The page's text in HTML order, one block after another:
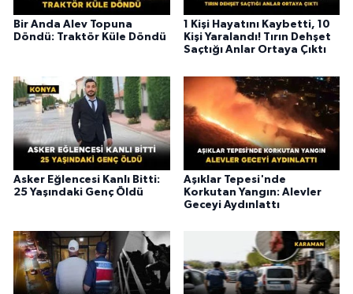
Bir Anda Alev Topuna
Döndü: Traktör Küle Döndü
1 Kişi Hayatını Kaybetti, 10
Kişi Yaralandı! Tırın Dehşet
Saçtığı Anlar Ortaya Çıktı
Asker Eğlencesi Kanlı Bitti:
25 Yaşındaki Genç Öldü
Aşıklar Tepesi'nde
Korkutan Yangın: Alevler
Geceyi Aydınlattı